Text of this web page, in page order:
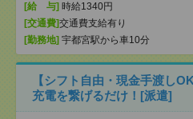
[給 与] 時給1340円
[交通費]交通費支給有り
[勤務地] 宇都宮駅から車10分
【シフト自由・現金手渡し
充電を繋げるだけ！[派遣]